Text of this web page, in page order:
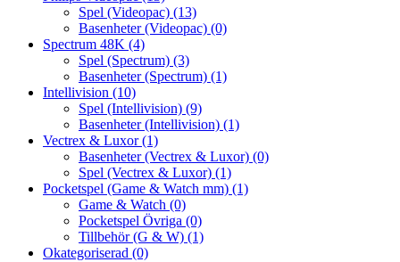
Spel (Videopac) (13)
Basenheter (Videopac) (0)
Spectrum 48K (4)
Spel (Spectrum) (3)
Basenheter (Spectrum) (1)
Intellivision (10)
Spel (Intellivision) (9)
Basenheter (Intellivision) (1)
Vectrex & Luxor(1)
Basenheter (Vectrex & Luxor) (0)
Spel (Vectrex & Luxor) (1)
Pocketspel (Game & Watch mm) (1)
Game & Watch (0)
Pocketspel Övriga (0)
Tillbehör (G & W) (1)
Okategoriserad (0)